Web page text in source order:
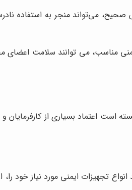
می‌تواند منجر به استفاده
مناسب، می توانند سلامت
است اعتماد بسیاری از کارفرمایان
تجهیزات ایمنی مورد نیاز خود را،